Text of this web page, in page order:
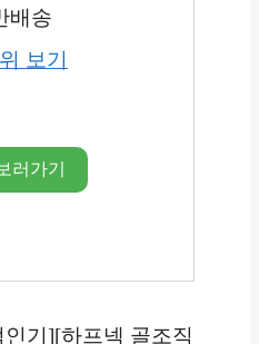
배송
보기
러가기
기][하프넥 골조직